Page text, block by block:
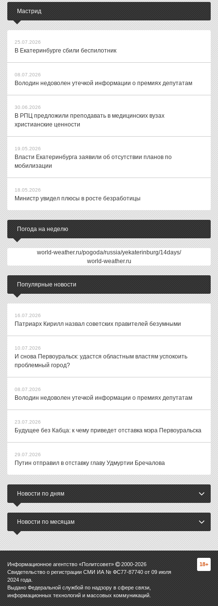
Мастрид
25.07.2026
В Екатеринбурге сбили беспилотник
08.07.2026
Володин недоволен утечкой информации о премиях депутатам
30.06.2026
В РПЦ предложили преподавать в медицинских вузах
христианские ценности
19.05.2026
Власти Екатеринбурга заявили об отсутствии планов по
мобилизации
18.05.2026
Министр увидел плюсы в росте безработицы
Погода на неделю
world-weather.ru/pogoda/russia/yekaterinburg/14days/
world-weather.ru
Популярные новости
16.07.2026
Патриарх Кирилл назвал советских правителей безумными
10.07.2026
И снова Первоуральск: удастся областным властям успокоить
проблемный город?
08.07.2026
Володин недоволен утечкой информации о премиях депутатам
23.07.2026
Будущее без Кабца: к чему приведет отставка мэра Первоуральска
29.07.2026
Путин отправил в отставку главу Удмуртии Бречалова
Новости по дням
Новости по месяцам
Информационное агентство «Политсовет» 2000-2026
Свидетельство о регистрации СМИ ИА № ФС77-87740 от 09 июля
2024 года.
Выдано Федеральной службой по надзору в сфере связи,
информационных технологий и массовых коммуникаций.
18+